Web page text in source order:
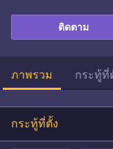
ติดตาม
ภาพรวม กระทู้ที่
กระทู้ที่ตั้ง